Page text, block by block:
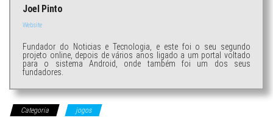
Joel Pinto
Website
Fundador do Noticias e Tecnologia, e este foi o seu segundo
projeto online, depois de vários anos ligado a um portal voltado
para o sistema Android, onde também foi um dos seus
fundadores.
Categoria jogos